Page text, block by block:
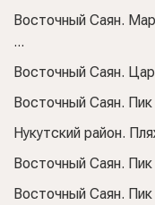
Восточный Саян.
...
Восточный Саян.
Восточный Саян.
Нукутский район.
Восточный Саян.
Восточный Саян.